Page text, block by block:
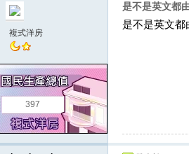
複式洋房
397
是不是英文都
是不是英文都